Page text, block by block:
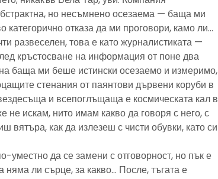
но несъмнено осезаема — баща ми
отказа да ми проговори, камо ли…
развеселен, това е като журналистиката —
кръстосване на информация от поне два
баща ми беше истински осезаемо и измеримо,
стенания от паянтови дървени коруби в
и всепоглъщаща е космическата кал в
не искам, нито имам какво да говоря с него, с
вятъра, как да излезеш с чисти обувки, като си
уместно да се замени с отговорност, но пък е
няма ли сърце, за какво… После, тъгата е